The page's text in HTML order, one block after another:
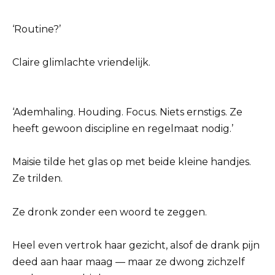
‘Routine?’
Claire glimlachte vriendelijk.
‘Ademhaling. Houding. Focus. Niets ernstigs. Ze
heeft gewoon discipline en regelmaat nodig.’
Maisie tilde het glas op met beide kleine handjes.
Ze trilden.
Ze dronk zonder een woord te zeggen.
Heel even vertrok haar gezicht, alsof de drank pijn
deed aan haar maag — maar ze dwong zichzelf